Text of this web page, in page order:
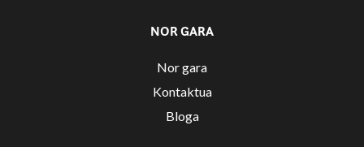
NOR GARA
Nor gara
Kontaktua
Bloga